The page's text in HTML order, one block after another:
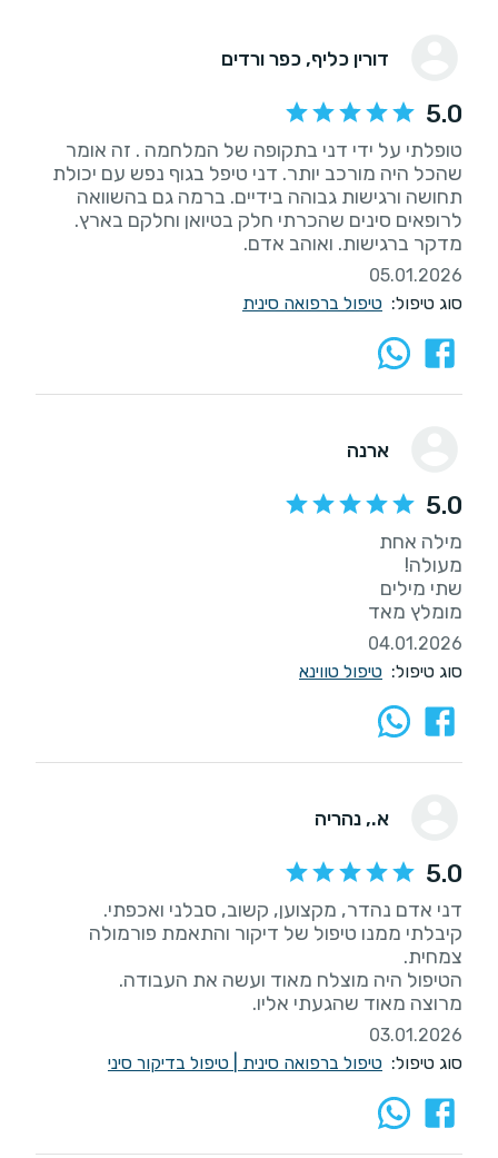
דורין כליף, כפר ורדים
5.0
טופלתי על ידי דני בתקופה של המלחמה . זה אומר
שהכל היה מורכב יותר. דני טיפל בגוף נפש עם יכולת
תחושה ורגישות גבוהה בידיים. ברמה גם בהשוואה
לרופאים סינים שהכרתי חלק בטיואן וחלקם בארץ.
מדקר ברגישות. ואוהב אדם.
05.01.2026
סוג טיפול: טיפול ברפואה סינית
ארנה
5.0
מומלץ מאד
04.01.2026
סוג טיפול: טיפול טווינא
א., נהריה
5.0
קיבלתי ממנו טיפול של דיקור והתאמת פורמולה
מרוצה מאוד שהגעתי אליו.
03.01.2026
סוג טיפול: טיפול ברפואה סינית טיפול בדיקור סיני